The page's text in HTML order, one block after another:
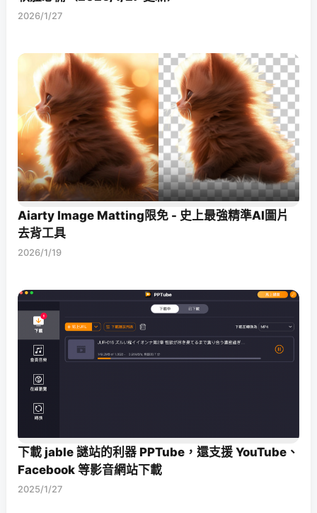
2026/1/27
Aiarty Image Matting限免 - 史上最強精準AI圖片
去背工具
2026/1/19
下載 jable 謎站的利器 PPTube，還支援 YouTube、
Facebook 等影音網站下載
2025/1/27